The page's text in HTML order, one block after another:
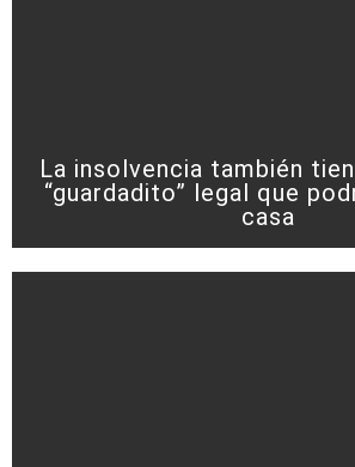
La insolvencia también
“guardadito” legal que
casa